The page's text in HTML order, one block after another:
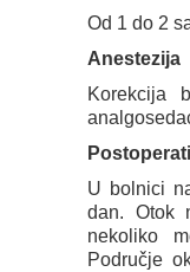
Od 1 do 2
Anestezija
Korekcija
U bolnici
dan. Otok
nekoliko
Područje